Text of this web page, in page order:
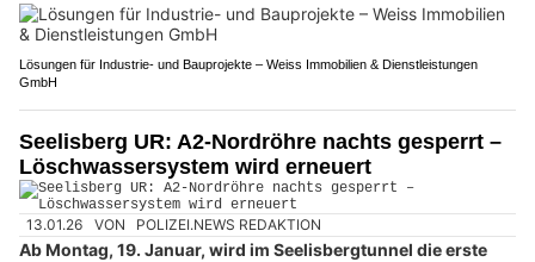
Lösungen für Industrie- und Bauprojekte – Weiss Immobilien & Dienstleistungen
GmbH
Seelisberg UR: A2-Nordröhre nachts gesperrt –
Löschwassersystem wird erneuert
13.01.26 VON POLIZEI.NEWS REDAKTION
Ab Montag, 19. Januar, wird im Seelisbergtunnel die erste